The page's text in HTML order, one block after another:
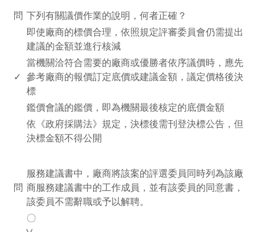
問 下列有關議價作業的說明，何者正確？
即使廠商的標價合理，依照規定評審委員會仍需提出
建議的金額並進行核減
✓
當機關洽符合需要的廠商或優勝者依序議價時，應先
參考廠商的報價訂定底價或建議金額，議定價格後決
標
鑑價會議的鑑價，即為機關最後核定的底價金額
依《政府採購法》規定，決標後需刊登決標公告，但
決標金額不得公開
問
服務建議書中，廠商將該案的評選委員同時列為該廠
商服務建議書中的工作成員，並有該委員的同意書，
該委員不需辭職或予以解聘。
〇